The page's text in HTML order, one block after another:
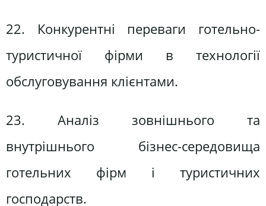
22. Конкурентні переваги готельно-
туристичної фірми в технології
обслуговування клієнтами.
23. Аналіз зовнішнього та
внутрішнього бізнес-середовища
готельних фірм і туристичних
господарств.